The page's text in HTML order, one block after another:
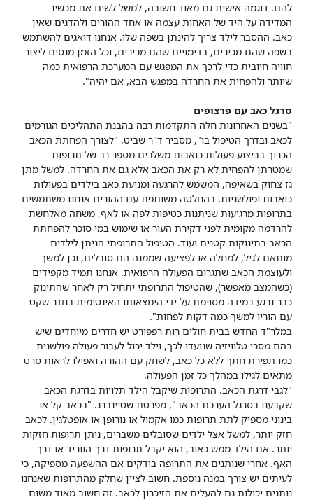
להם. דוגמה אישית גם מאוד חשובה, למשל לשים את מכשיר
המדידה על היד של האחות עצמה או אחד ההורים ולהדגים שאין
כאב. ההסבר לילד צריך להינתן בשפה שלו. אנחנו דואגים להשתמש
בשפה שהם מכירים, בדימויים שהם מכירים, וכל הזמן מנסים ליצור
חוויה חיובית כדי לרכך את המפגש עם המערכת הרפואית כמה
שיותר ולהפחית את החרדה במפגש הבא, אם יהיה".
סרגל כאב עם פרצופים
"בשנים האחרונות חלה התקדמות רבה בהבנת התהליכים הגורמים
לכאב ובדרך הטיפול בו", מסביר ד"ר שביט. "לצורך הפחתת הכאב
הכרוך בביצוע פעולות כואבות משלבים מספר רב של תרופות
שמטרתן להפחית לא רק את הכאב אלא גם את החרדה. למשל מתן
גז צחוק בשאיפה, המשמש להרגעה ומניעת כאב בילדים בפעולות
כואבות ופולשניות. בהחלטה משותפת עם ההורים אנחנו משתמשים
בתרופות מרגיעות שניתנות כטיפות לפה או לאף, משחה מאלחשת
להרדמה מקומית לפני דקירת העור או שימוש במי סוכר להפחתת
הכאב בתינוקות קטנים ועוד. הטיפול התרופתי הניתן לילדים
מותאם לגיל, למחלה או לפציעה שממנה הם סובלים, וכן למשך
ולעוצמת הכאב שתגרום הפעולה הרפואית. אנחנו תמיד מקפידים
(כשהמצב מאפשר), שהטיפול התרופתי יתחיל רק לאחר שהתינוק
כבר נרגע במידה מסוימת על ידי הימצאותו האינטימית בחדר שקט
עם הוריו למשך כמה דקות לפחות".
במלר"ד החדש בבית חולים רות רפפורט יש חדרים מיוחדים שיש
בהם מסכי טלוויזיה שנועדו לכך, וילד יכול לעבור פעולה פולשנית
כמו תפירת חתך ללא כל כאב, לשחק עם ההורה ואפילו לראות סרט
מתאים לגילו במהלך כל זמן הפעולה.
"לגבי דרגת הכאב. התרופות שיקבל הילד תלויות בדרגת הכאב
שקבענו בסרגל הערכת הכאב", מפרטת שטיינברג. "בכאב קל או
בינוני מספיק לתת תרופות כמו אקמול או נורופן או אופטלגין. לכאב
חזק יותר, למשל אצל ילדים שסובלים משברים, ניתן תרופות חזקות
יותר. אם הילד ממש כאוב, הוא יקבל תרופות דרך הווריד או דרך
האף. אחרי שנותנים את התרופה בודקים אם ההשפעה מספיקה, כי
לעיתים יש צורך במנה נוספת. חשוב לציין שחלק מהתרופות שאנחנו
נותנים יכולות גם להעלים את הזיכרון לכאב. זה חשוב מאוד משום